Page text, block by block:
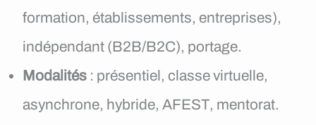
formation, établissements, entreprises),
indépendant (B2B/B2C), portage.
Modalités : présentiel, classe virtuelle,
asynchrone, hybride, AFEST, mentorat.